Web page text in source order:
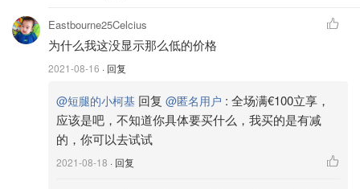
Eastbourne25Celcius
为什么我这没显示那么低的价格
2021-08-16 · 回复
@短腿的小柯基 回复 @匿名用户 : 全场满€100立享，
应该是吧，不知道你具体要买什么，我买的是有减
的，你可以去试试
2021-08-18 · 回复